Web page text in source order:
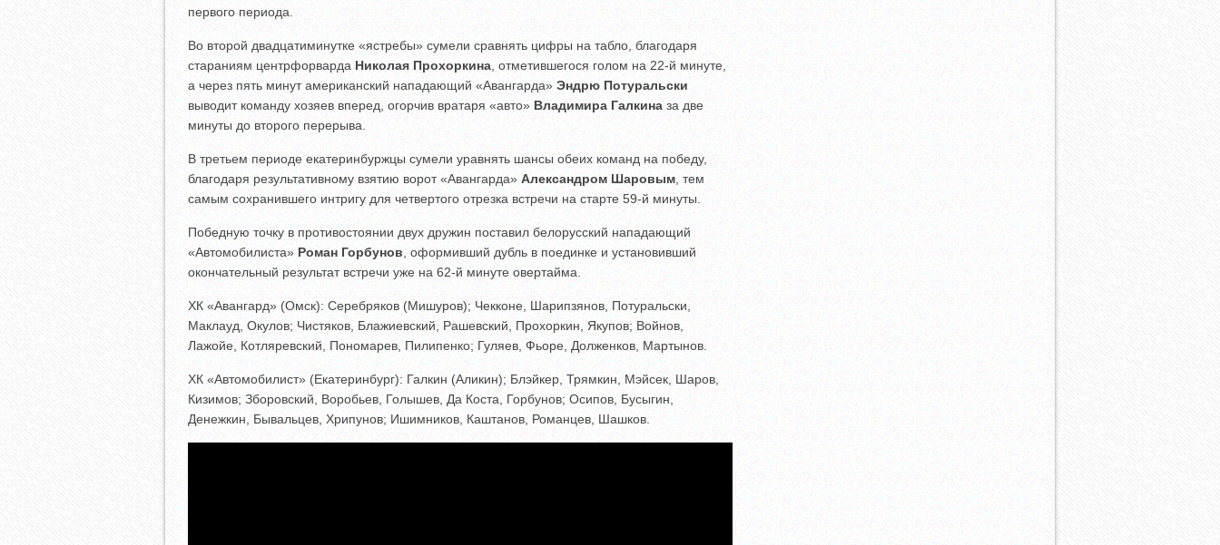
первого периода.
Во второй двадцатиминутке «ястребы» сумели сравнять цифры на табло, благодаря
стараниям центрфорварда Николая Прохоркина , отметившегося голом на 22-й минуте,
а через пять минут американский нападающий «Авангарда» Эндрю Потуральски
выводит команду хозяев вперед, огорчив вратаря «авто» Владимира Галкина за две
минуты до второго перерыва.
В третьем периоде екатеринбуржцы сумели уравнять шансы обеих команд на победу,
благодаря результативному взятию ворот «Авангарда» Александром Шаровым , тем
самым сохранившего интригу для четвертого отрезка встречи на старте 59-й минуты.
Победную точку в противостоянии двух дружин поставил белорусский нападающий
«Автомобилиста» Роман Горбунов , оформивший дубль в поединке и установивший
окончательный результат встречи уже на 62-й минуте овертайма.
ХК «Авангард» (Омск): Серебряков (Мишуров); Чекконе, Шарипзянов, Потуральски,
Маклауд, Окулов; Чистяков, Блажиевский, Рашевский, Прохоркин, Якупов; Войнов,
Лажойе, Котляревский, Пономарев, Пилипенко; Гуляев, Фьоре, Долженков, Мартынов.
ХК «Автомобилист» (Екатеринбург): Галкин (Аликин); Блэйкер, Трямкин, Мэйсек, Шаров,
Кизимов; Зборовский, Воробьев, Голышев, Да Коста, Горбунов; Осипов, Бусыгин,
Денежкин, Бывальцев, Хрипунов; Ишимников, Каштанов, Романцев, Шашков.